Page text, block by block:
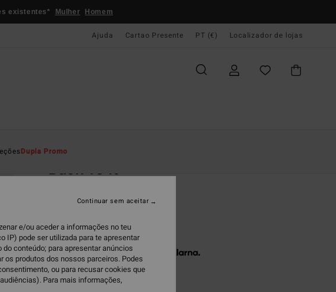
existentes* Mulher Homem
Ajuda Cartao Presente PT (€) Localizador de lojas
Dupla Promo
Back To It
€ 37,77
Paga 3 x € 12,59 sem juros com a
OFERTAS
e/ou aceder a informações no teu
IP) pode ser utilizada para te apresentar
conteúdo; para apresentar anúncios
os produtos dos nossos parceiros. Podes
ou para recusar cookies que
Para mais informações,
Continuar sem aceitar